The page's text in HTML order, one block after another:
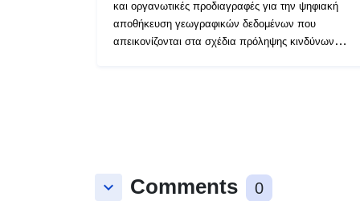
και οργανωτικές προδιαγραφές για την ψηφιακή
αποθήκευση γεωγραφικών δεδομένων που
απεικονίζονται στα σχέδια πρόληψης κινδύνων
keyboard_arrow_down Comments 0